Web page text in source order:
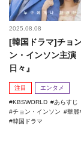
2025.08.08
[韓国ドラマ]チョ
ン・インソン主演
日々』
注目 エンタメ
KBSWORLD あらすじ
チョン・インソン
華麗
韓国ドラマ